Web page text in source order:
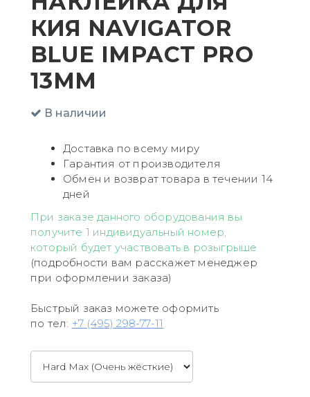
КИЯ NAVIGATOR
BLUE IMPACT PRO
13ММ
В наличии
Доставка по всему миру
Гарантия от производителя
Обмен и возврат товара в течении 14
дней
При заказе данного оборудования вы
получите 1 индивидуальный номер,
который будет участвовать в розыгрыше
(подробности вам расскажет менеджер
при оформлении заказа)
Быстрый заказ можете оформить
по тел: +7 (495) 298-77-11